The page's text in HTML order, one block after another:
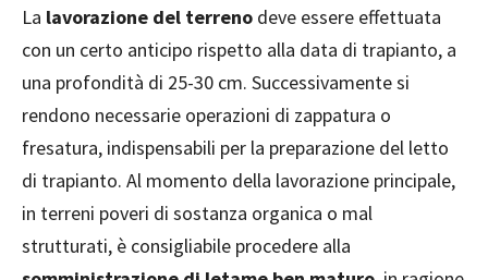
La lavorazione del terreno deve essere effettuata
con un certo anticipo rispetto alla data di trapianto, a
una profondità di 25-30 cm. Successivamente si
rendono necessarie operazioni di zappatura o
fresatura, indispensabili per la preparazione del letto
di trapianto. Al momento della lavorazione principale,
in terreni poveri di sostanza organica o mal
strutturati, è consigliabile procedere alla